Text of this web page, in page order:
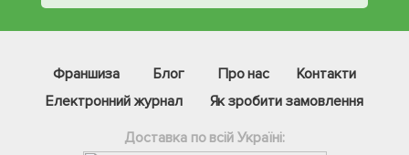
Франшиза Блог Про нас
Контакти
Електронний журнал
Як зробити замовлення
Доставка по всій Україні: